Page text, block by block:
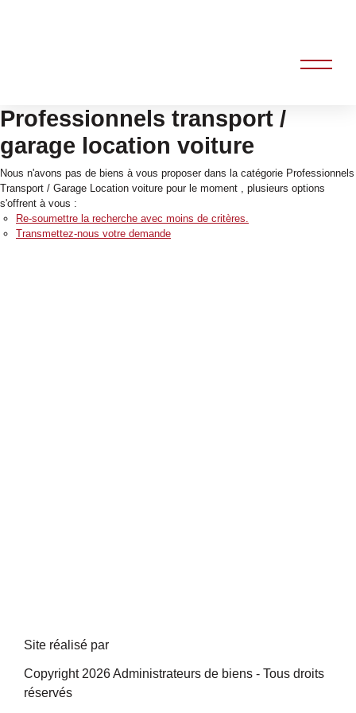
Professionnels transport /
garage location voiture
Nous n'avons pas de biens à vous proposer dans la catégorie Professionnels
Transport / Garage Location voiture pour le moment , plusieurs options
s'offrent à vous :
Re-soumettre la recherche avec moins de critères.
Transmettez-nous votre demande
Site réalisé par
Copyright 2026 Administrateurs de biens - Tous droits
réservés